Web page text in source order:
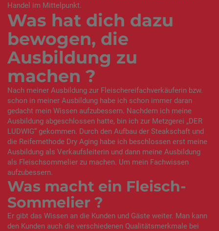
Handel im Mittelpunkt.
Was hat dich dazu
bewogen, die
Ausbildung zu
machen ?
Nach meiner Ausbildung zur Fleischereifachverkäuferin bzw.
schon in meiner Ausbildung habe ich schon immer daran
gedacht mein Wissen aufzubessern. Nachdem ich meine
Ausbildung abgeschlossen hatte, bin ich zur Metzgerei „DER
LUDWIG“ gekommen. Durch den Aufbau der Steakschaft und
die Reifemethode Dry Aging habe ich beschlossen erst meine
Ausbildung als Verkaufsleiterin und dann meine Ausbildung
als Fleischsommelier zu machen. Um mein Fachwissen
aufzubessern.
Was macht ein Fleisch-
Sommelier ?
Er gibt das Wissen an die Kunden und Gäste weiter. Man kann
den Kunden auch die verschiedenen Qualitätsmerkmale bei